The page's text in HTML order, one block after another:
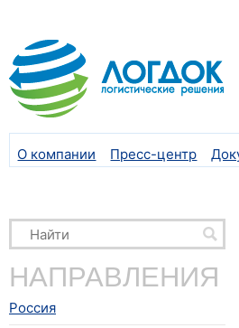
О компании Пресс-центр
НАПРАВЛЕНИЯ
Россия